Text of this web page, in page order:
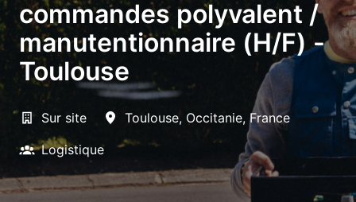
commandes polyvalent /
manutentionnaire (H/F) -
Toulouse
Sur site Toulouse, Occitanie, France
Logistique